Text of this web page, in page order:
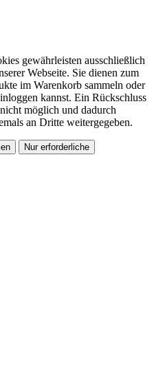
gewährleisten ausschließlich
Webseite. Sie dienen zum
im Warenkorb sammeln oder
kannst. Ein Rückschluss
möglich und dadurch
an Dritte weitergegeben.
Nur erforderliche